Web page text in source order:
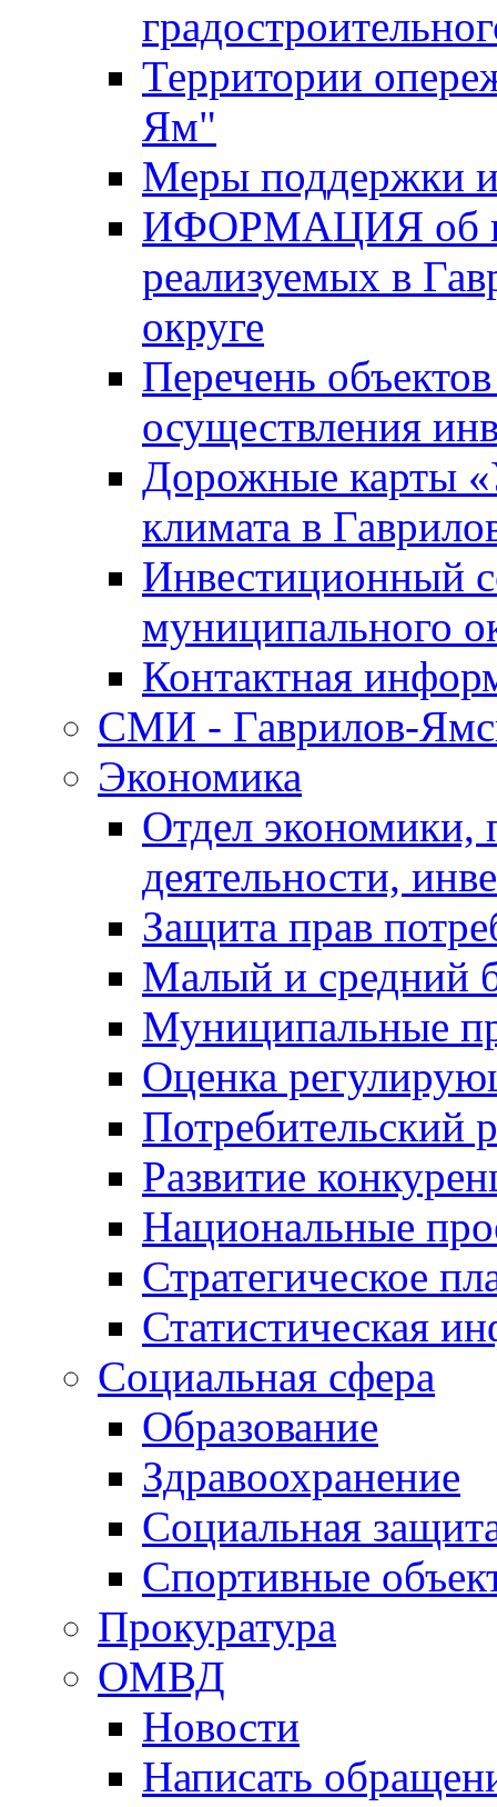
Территории
Ям"
Меры поддержки
ИФОРМАЦИЯ об
реализуемых в
округе
Перечень
осуществления
Дорожные карты
климата в
Инвестиционный
муниципального
Контактная
СМИ - Гаврилов-
Экономика
Отдел экономики,
деятельности,
Защита прав
Малый и средний
Муниципальные
Оценка
Потребительский
Развитие
Национальные
Стратегическое
Статистическая
Социальная сфера
Образование
Здравоохранение
Социальная
Спортивные
Прокуратура
ОМВД
Новости
Написать